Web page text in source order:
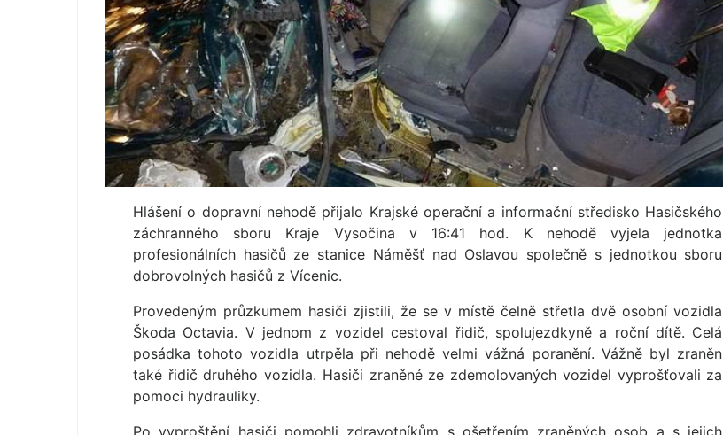
Hlášení o dopravní nehodě přijalo Krajské operační a informační středisko Hasičského
záchranného sboru Kraje Vysočina v 16:41 hod. K nehodě vyjela jednotka
profesionálních hasičů ze stanice Náměšť nad Oslavou společně s jednotkou sboru
dobrovolných hasičů z Vícenic.
Provedeným průzkumem hasiči zjistili, že se v místě čelně střetla dvě osobní vozidla
Škoda Octavia. V jednom z vozidel cestoval řidič, spolujezdkyně a roční dítě. Celá
posádka tohoto vozidla utrpěla při nehodě velmi vážná poranění. Vážně byl zraněn
také řidič druhého vozidla. Hasiči zraněné ze zdemolovaných vozidel vyprošťovali za
pomoci hydrauliky.